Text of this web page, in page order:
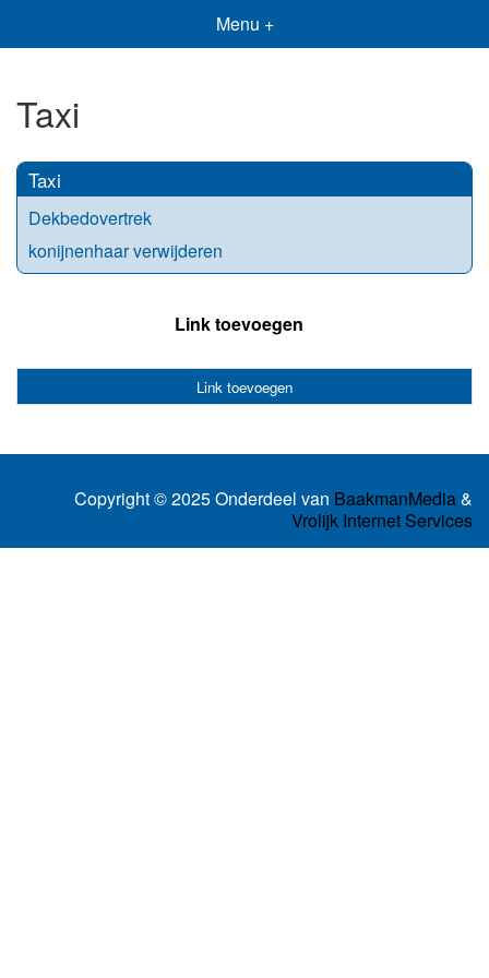
Menu +
Taxi
Taxi
Dekbedovertrek
konijnenhaar verwijderen
Link toevoegen
Link toevoegen
Copyright © 2025 Onderdeel van BaakmanMedia&
Vrolijk Internet Services